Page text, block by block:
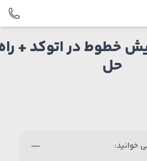
خطوط در اتوکد +
حل
خوانید: